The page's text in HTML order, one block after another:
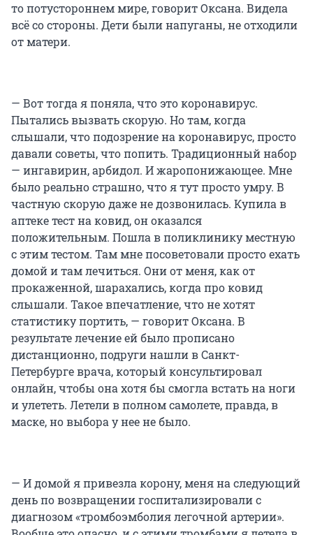
то потустороннем мире, говорит Оксана. Видела
всё со стороны. Дети были напуганы, не отходили
от матери.
— Вот тогда я поняла, что это коронавирус.
Пытались вызвать скорую. Но там, когда
слышали, что подозрение на коронавирус, просто
давали советы, что попить. Традиционный набор
— ингавирин, арбидол. И жаропонижающее. Мне
было реально страшно, что я тут просто умру. В
частную скорую даже не дозвонилась. Купила в
аптеке тест на ковид, он оказался
положительным. Пошла в поликлинику местную
с этим тестом. Там мне посоветовали просто ехать
домой и там лечиться. Они от меня, как от
прокаженной, шарахались, когда про ковид
слышали. Такое впечатление, что не хотят
статистику портить, — говорит Оксана. В
результате лечение ей было прописано
дистанционно, подруги нашли в Санкт-
Петербурге врача, который консультировал
онлайн, чтобы она хотя бы смогла встать на ноги
и улететь. Летели в полном самолете, правда, в
маске, но выбора у нее не было.
— И домой я привезла корону, меня на следующий
день по возвращении госпитализировали с
диагнозом «тромбоэмболия легочной артерии».